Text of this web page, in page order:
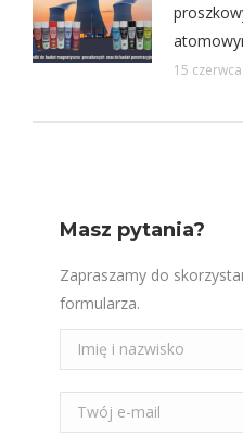
15
Masz pytania?
Zapraszamy do
formularza.